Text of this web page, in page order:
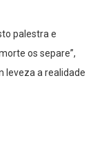
palestra e
os separe”,
leveza a realidade